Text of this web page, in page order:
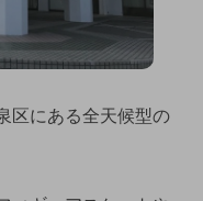
区にある全天候型の